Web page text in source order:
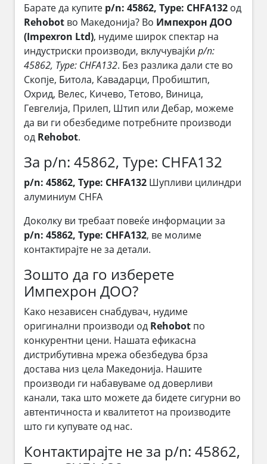
Барате да купите p/n: 45862, Type: CHFA132 од
Rehobot во Македонија? Во Импехрон ДОО
(Impexron Ltd), нудиме широк спектар на
индустриски производи, вклучувајќи p/n:
45862, Type: CHFA132. Без разлика дали сте во
Скопје, Битола, Кавадарци, Пробиштип,
Охрид, Велес, Кичево, Тетово, Виница,
Гевгелија, Прилеп, Штип или Дебар, можеме
да ви ги обезбедиме потребните производи
од Rehobot.
За p/n: 45862, Type: CHFA132
p/n: 45862, Type: CHFA132 Шупливи цилиндри
алуминиум CHFA
Доколку ви требаат повеќе информации за
p/n: 45862, Type: CHFA132, ве молиме
контактирајте не за детали.
Зошто да го изберете
Импехрон ДОО?
Како независен снабдувач, нудиме
оригинални производи од Rehobot по
конкурентни цени. Нашата ефикасна
дистрибутивна мрежа обезбедува брза
достава низ цела Македонија. Нашите
производи ги набавуваме од доверливи
канали, така што можете да бидете сигурни во
автентичноста и квалитетот на производите
што ги купувате од нас.
Контактирајте не за p/n: 45862,